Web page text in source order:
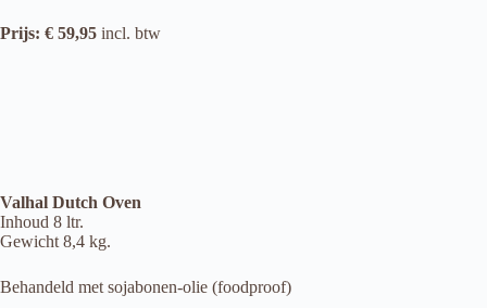
Prijs: € 59,95 incl. btw
Valhal Dutch Oven
Inhoud 8 ltr.
Gewicht 8,4 kg.
Behandeld met sojabonen-olie (foodproof)